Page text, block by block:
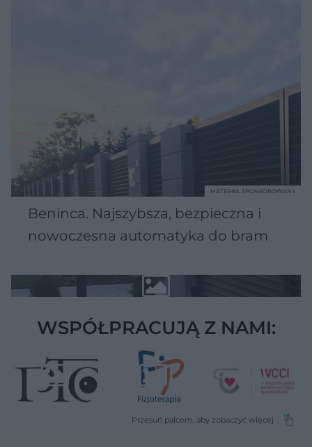
Beninca. Najszybsza, bezpieczna i
nowoczesna automatyka do bram
MATERIAŁ SPONSOROWANY
WSPÓŁPRACUJĄ Z NAMI: